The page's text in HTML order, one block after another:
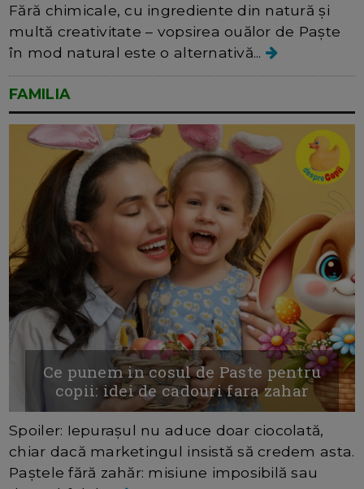
Fără chimicale, cu ingrediente din natură și
multă creativitate – vopsirea ouălor de Paște
în mod natural este o alternativă...
FAMILIA
Ce punem in cosul de Paste pentru
copii: idei de cadouri fara zahar
Spoiler: Iepurașul nu aduce doar ciocolată,
chiar dacă marketingul insistă să credem asta.
Paștele fără zahăr: misiune imposibilă sau